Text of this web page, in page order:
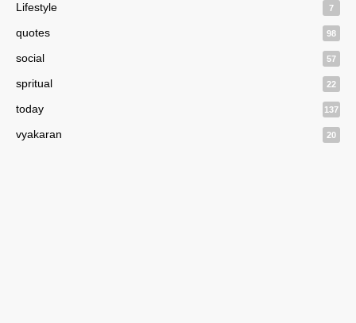
Lifestyle 7
quotes 98
social 57
spritual 22
today 137
vyakaran 20